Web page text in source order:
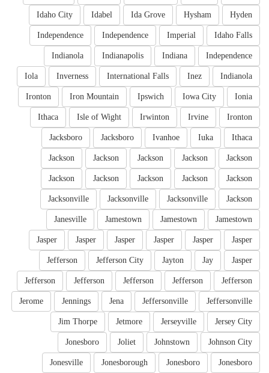
Hyden
Hysham
Ida Grove
Idabel
Idaho City
Idaho Falls
Imperial
Independence
Independence
Independence
Indiana
Indianapolis
Indianola
Indianola
Inez
International Falls
Inverness
Iola
Ionia
Iowa City
Ipswich
Iron Mountain
Ironton
Ironton
Irvine
Irwinton
Isle of Wight
Ithaca
Ithaca
Iuka
Ivanhoe
Jacksboro
Jacksboro
Jackson
Jackson
Jackson
Jackson
Jackson
Jackson
Jackson
Jackson
Jackson
Jackson
Jackson
Jacksonville
Jacksonville
Jacksonville
Jamestown
Jamestown
Jamestown
Janesville
Jasper
Jasper
Jasper
Jasper
Jasper
Jasper
Jasper
Jay
Jayton
Jefferson City
Jefferson
Jefferson
Jefferson
Jefferson
Jefferson
Jefferson
Jeffersonville
Jeffersonville
Jena
Jennings
Jerome
Jersey City
Jerseyville
Jetmore
Jim Thorpe
Johnson City
Johnstown
Joliet
Jonesboro
Jonesboro
Jonesboro
Jonesborough
Jonesville